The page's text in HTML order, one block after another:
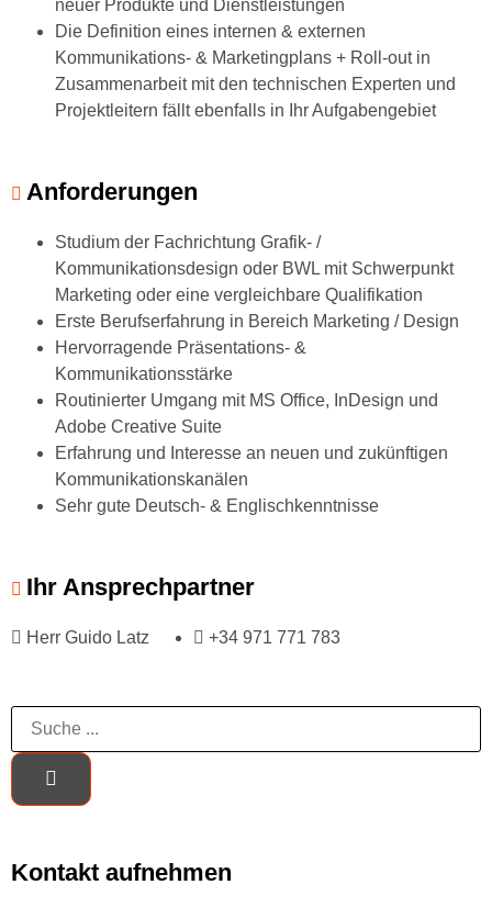
neuer Produkte und Dienstleistungen
Die Definition eines internen & externen
Kommunikations- & Marketingplans + Roll-out in
Zusammenarbeit mit den technischen Experten und
Projektleitern fällt ebenfalls in Ihr Aufgabengebiet
Anforderungen
Studium der Fachrichtung Grafik- /
Kommunikationsdesign oder BWL mit Schwerpunkt
Marketing oder eine vergleichbare Qualifikation
Erste Berufserfahrung in Bereich Marketing / Design
Hervorragende Präsentations- &
Kommunikationsstärke
Routinierter Umgang mit MS Office, InDesign und
Adobe Creative Suite
Erfahrung und Interesse an neuen und zukünftigen
Kommunikationskanälen
Sehr gute Deutsch- & Englischkenntnisse
Ihr Ansprechpartner
Herr Guido Latz +34 971 771 783
Kontakt aufnehmen